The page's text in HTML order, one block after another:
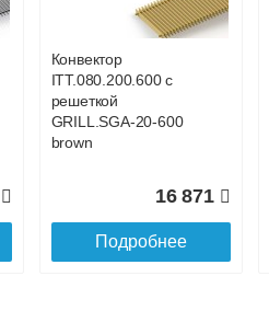
GRILL.SGWL-16-
29 122
Конвектор
ITT.080.200.600 с
решеткой
GRILL.SGA-20-600
brown
16 871
Подробнее